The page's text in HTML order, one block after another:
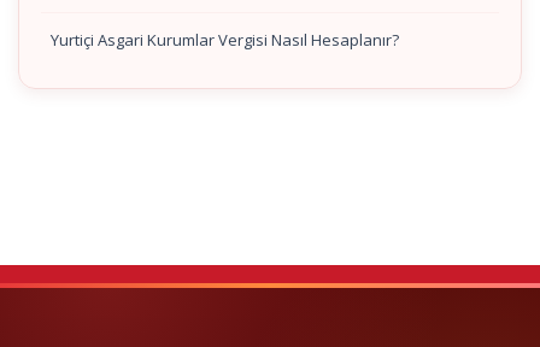
Yurtiçi Asgari Kurumlar Vergisi Nasıl Hesaplanır?